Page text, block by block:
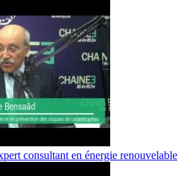
consultant en énergie renouvelable